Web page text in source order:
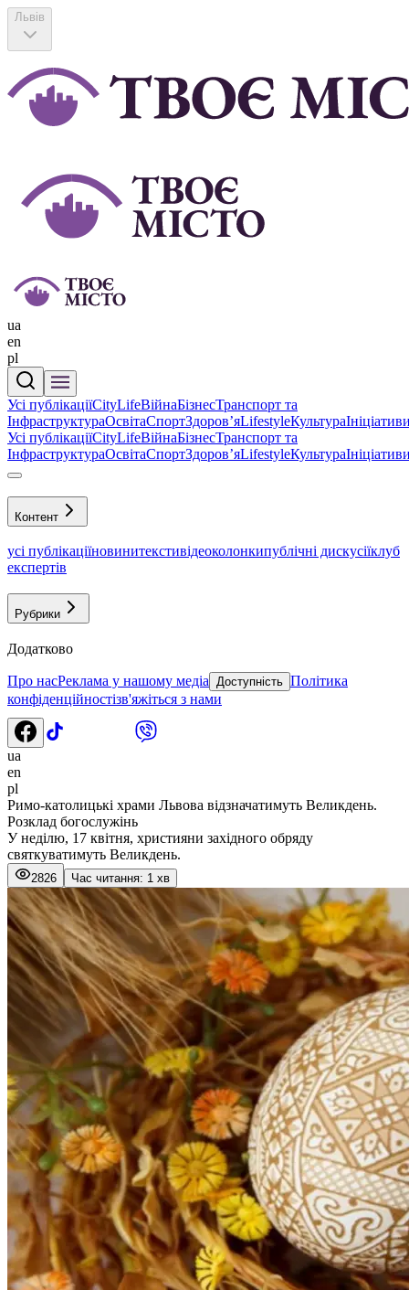
Львів
ua
en
pl
Усі публікаціїCityLifeВійнаБізнесТранспорт та
ІнфраструктураОсвітаСпортЗдоровʼяLifestyleКультура
Усі публікаціїCityLifeВійнаБізнесТранспорт та
ІнфраструктураОсвітаСпортЗдоровʼяLifestyleКультура
Контент
усі публікаціїновинитекстивідеоколонкипублічні дискусіїклуб
експертів
Рубрики
Додатково
Про насРеклама у нашому медіа Доступність Політика
конфіденційностізв'яжіться з нами
ua
en
pl
Римо-католицькі храми Львова відзначатимуть Великдень.
Розклад богослужінь
У неділю, 17 квітня, християни західного обряду
святкуватимуть Великдень.
2826 Час читання: 1 хв